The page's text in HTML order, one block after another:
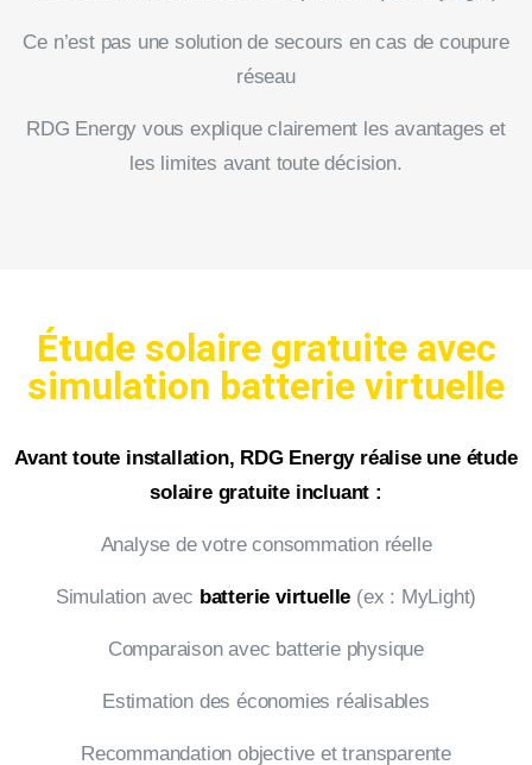
Ce n’est pas une solution de secours en cas de coupure
réseau
RDG Energy vous explique clairement les avantages et
les limites avant toute décision.
Étude solaire gratuite avec
simulation batterie virtuelle
Avant toute installation, RDG Energy réalise une étude
solaire gratuite incluant :
Analyse de votre consommation réelle
Simulation avec batterie virtuelle (ex : MyLight)
Comparaison avec batterie physique
Estimation des économies réalisables
Recommandation objective et transparente